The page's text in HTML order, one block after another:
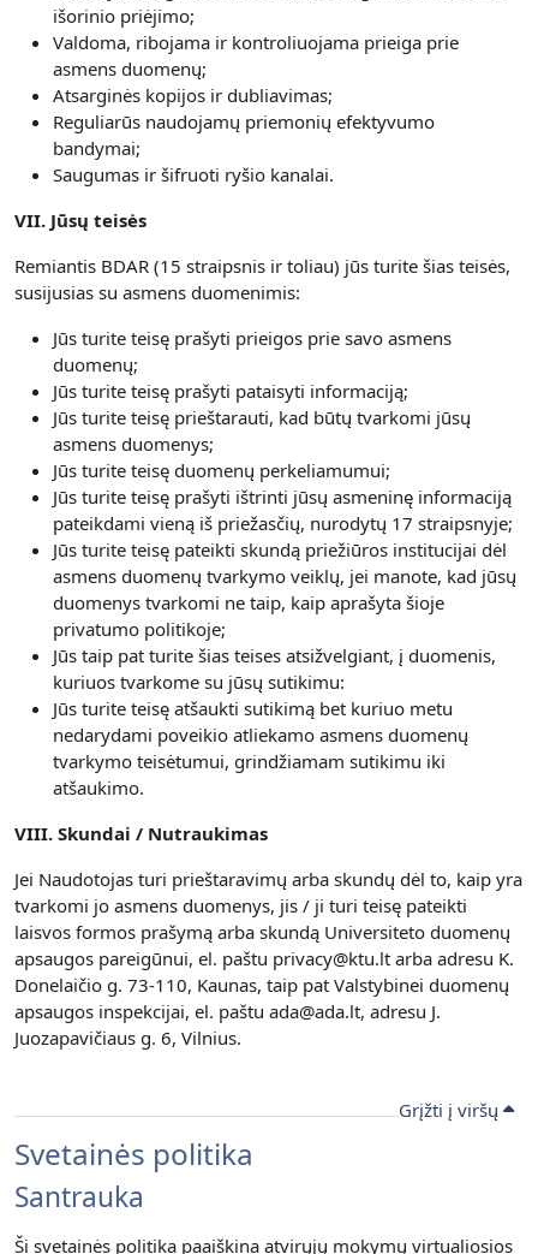
išorinio priėjimo;
Valdoma, ribojama ir kontroliuojama prieiga prie
asmens duomenų;
Atsarginės kopijos ir dubliavimas;
Reguliarūs naudojamų priemonių efektyvumo
bandymai;
Saugumas ir šifruoti ryšio kanalai.
VII. Jūsų teisės
Remiantis BDAR (15 straipsnis ir toliau) jūs turite šias teisės,
susijusias su asmens duomenimis:
Jūs turite teisę prašyti prieigos prie savo asmens
duomenų;
Jūs turite teisę prašyti pataisyti informaciją;
Jūs turite teisę prieštarauti, kad būtų tvarkomi jūsų
asmens duomenys;
Jūs turite teisę duomenų perkeliamumui;
Jūs turite teisę prašyti ištrinti jūsų asmeninę informaciją
pateikdami vieną iš priežasčių, nurodytų 17 straipsnyje;
Jūs turite teisę pateikti skundą priežiūros institucijai dėl
asmens duomenų tvarkymo veiklų, jei manote, kad jūsų
duomenys tvarkomi ne taip, kaip aprašyta šioje
privatumo politikoje;
Jūs taip pat turite šias teises atsižvelgiant, į duomenis,
kuriuos tvarkome su jūsų sutikimu:
Jūs turite teisę atšaukti sutikimą bet kuriuo metu
nedarydami poveikio atliekamo asmens duomenų
tvarkymo teisėtumui, grindžiamam sutikimu iki
atšaukimo.
VIII. Skundai / Nutraukimas
Jei Naudotojas turi prieštaravimų arba skundų dėl to, kaip yra
tvarkomi jo asmens duomenys, jis / ji turi teisę pateikti
laisvos formos prašymą arba skundą Universiteto duomenų
apsaugos pareigūnui, el. paštu privacy@ktu.lt arba adresu K.
Donelaičio g. 73-110, Kaunas, taip pat Valstybinei duomenų
apsaugos inspekcijai, el. paštu ada@ada.lt, adresu J.
Juozapavičiaus g. 6, Vilnius.
Grįžti į viršų
Svetainės politika
Santrauka
Ši svetainės politika paaiškina atvirųjų mokymų virtualiosios